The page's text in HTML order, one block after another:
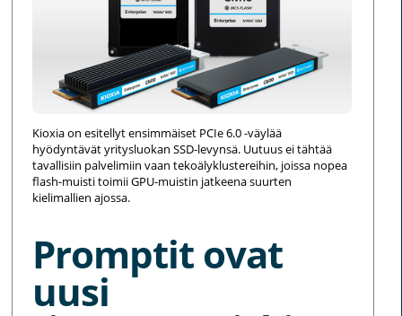
Kioxia on esitellyt ensimmäiset PCIe 6.0 -väylää
hyödyntävät yritysluokan SSD-levynsä. Uutuus ei tähtää
tavallisiin palvelimiin vaan tekoälyklustereihin, joissa nopea
flash-muisti toimii GPU-muistin jatkeena suurten
kielimallien ajossa.
Promptit ovat
uusi